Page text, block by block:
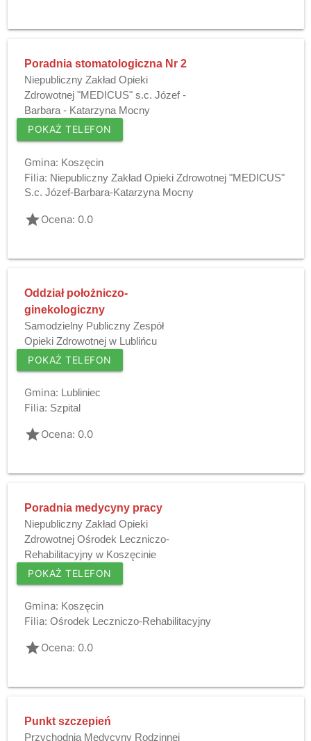
Poradnia stomatologiczna Nr 2
Niepubliczny Zakład Opieki
Zdrowotnej "MEDICUS" s.c. Józef -
Barbara - Katarzyna Mocny
POKAŻ TELEFON
Gmina: Koszęcin
Filia: Niepubliczny Zakład Opieki Zdrowotnej "MEDICUS"
S.c. Józef-Barbara-Katarzyna Mocny
gradeOcena: 0.0
Oddział położniczo-
ginekologiczny
Samodzielny Publiczny Zespół
Opieki Zdrowotnej w Lublińcu
POKAŻ TELEFON
Gmina: Lubliniec
Filia: Szpital
gradeOcena: 0.0
Poradnia medycyny pracy
Niepubliczny Zakład Opieki
Zdrowotnej Ośrodek Leczniczo-
Rehabilitacyjny w Koszęcinie
POKAŻ TELEFON
Gmina: Koszęcin
Filia: Ośrodek Leczniczo-Rehabilitacyjny
gradeOcena: 0.0
Punkt szczepień
Przychodnia Medycyny Rodzinnej